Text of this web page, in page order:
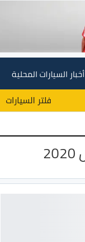
أخبار السيارات المحلية
فلتر السيارات